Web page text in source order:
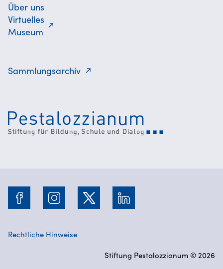
Über uns
Virtuelles
Museum
Sammlungsarchiv
Stiftung Pestalozzianum © 2026
Rechtliche Hinweise